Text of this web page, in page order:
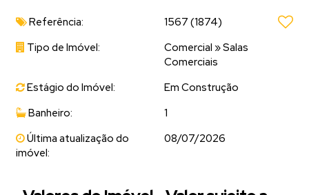
Referência: 1567 (1874)
Tipo de Imóvel:
Comercial »Salas
Comerciais
Estágio do Imóvel:
Em Construção
Banheiro:
1
Última atualização do
imóvel:
08/07/2026